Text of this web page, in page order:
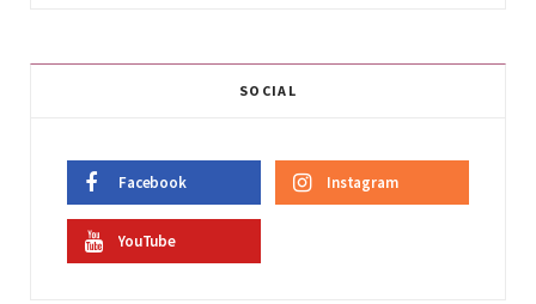
SOCIAL
Facebook Instagram
YouTube